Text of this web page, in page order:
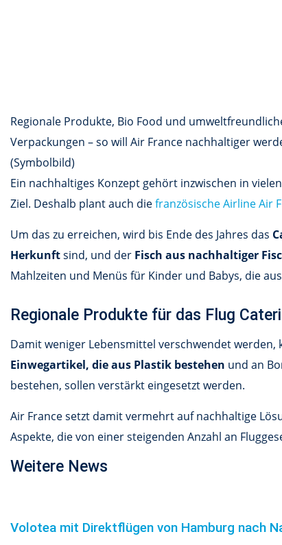
Regionale Produkte, Bio Food und
Verpackungen – so will Air France nachhaltiger
(Symbolbild)
Ein nachhaltiges Konzept gehört inzwischen in
Ziel. Deshalb plant auch diefranzösische Airline Air
Um das zu erreichen, wird bis Ende des Jahres das
Herkunftsind, und der Fisch aus nachhaltiger
Mahlzeiten und Menüs für Kinder und Babys, die
Regionale Produkte für das Flug
Damit weniger Lebensmittel verschwendet werden,
Einwegartikel, die aus Plastik bestehen und an
bestehen, sollen verstärkt eingesetzt werden.
Air France setzt damit vermehrt auf nachhaltige
Aspekte, die von einer steigenden Anzahl an
Weitere News
Volotea mit Direktflügen von Hamburg nach